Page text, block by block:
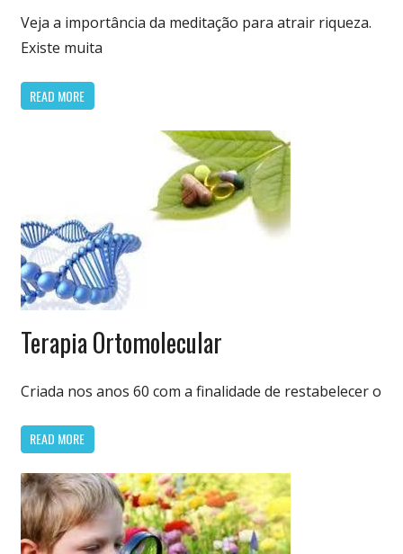
Veja a importância da meditação para atrair riqueza.
Existe muita
READ MORE
Terapia Ortomolecular
Criada nos anos 60 com a finalidade de restabelecer o
READ MORE